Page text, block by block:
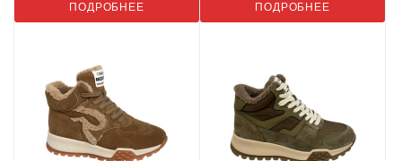
ПОДРОБНЕЕ ПОДРОБНЕЕ